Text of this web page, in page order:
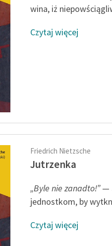
wina, iż
Czytaj więcej
Friedrich Nietzsche
Jutrzenka
„Byle nie zanadto!”—
jednostkom, by
Czytaj więcej